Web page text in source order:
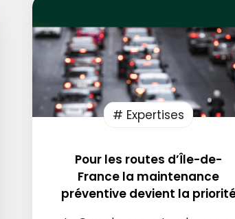
# Expertises
Pour les routes d’Île-de-
France la maintenance
préventive devient la